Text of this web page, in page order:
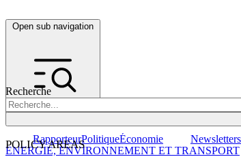
Open sub navigation
Recherche
POLICY AREAS
RapporteurPolitiqueÉconomie Newsletters
ENERGIE, ENVIRONNEMENT ET TRANSPORT